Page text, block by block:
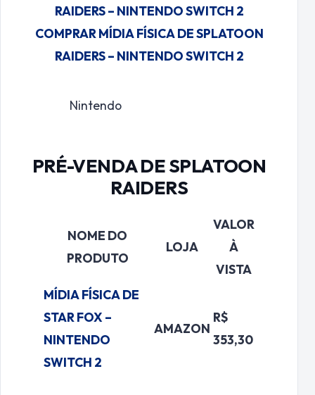
RAIDERS – NINTENDO SWITCH 2
COMPRAR MÍDIA FÍSICA DE SPLATOON
RAIDERS – NINTENDO SWITCH 2
Nintendo
PRÉ-VENDA DE SPLATOON
RAIDERS
NOME DO
PRODUTO
LOJA
VALOR
À
VISTA
MÍDIA FÍSICA DE
STAR FOX –
NINTENDO
SWITCH 2
AMAZON
R$
353,30